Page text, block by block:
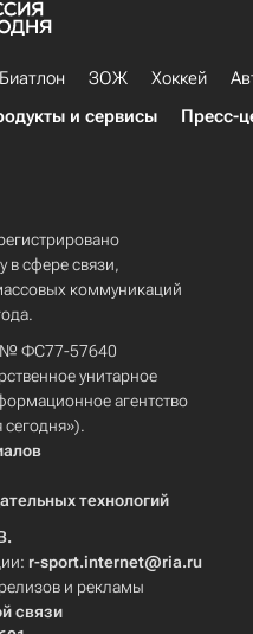
Биатлон ЗОЖ Хоккей
и сервисы Пресс-
в сфере связи,
коммуникаций
№ ФС77-57640
унитарное
агентство
технологий
r-sport.internet@ria.ru
и рекламы
связи